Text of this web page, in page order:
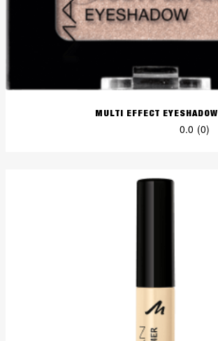
MULTI EFFECT EYESHADOW
0.0 (0)